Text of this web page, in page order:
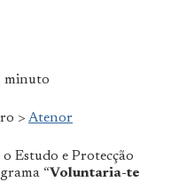
minuto
> Atenor
Estudo e Protecção
“Voluntaria-te